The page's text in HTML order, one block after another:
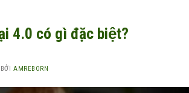
4.0 có gì đặc biệt?
BỞIAMREBORN